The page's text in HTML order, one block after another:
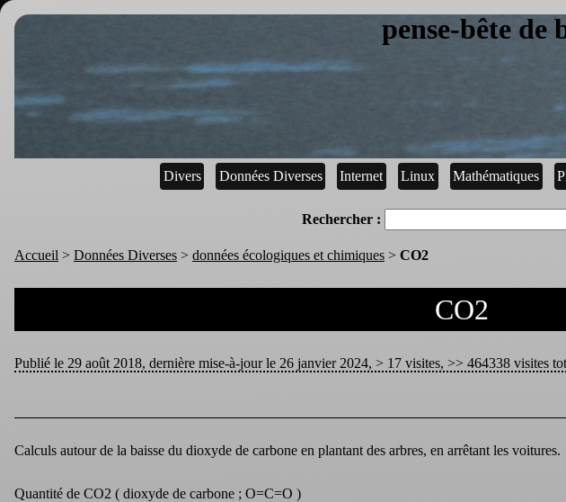
pense-bête de
Divers Données Diverses Internet Linux Mathématiques
Rechercher :
Accueil > Données Diverses > données écologiques et chimiques > CO2
CO2
Publié le 29 août 2018, dernière mise-à-jour le 26 janvier 2024, > 17 visites, >> 464338 visites
Calculs autour de la baisse du dioxyde de carbone en plantant des arbres, en arrêtant les voitures.
Quantité de CO2 ( dioxyde de carbone ; O=C=O )